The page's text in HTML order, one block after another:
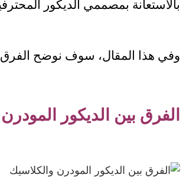
بالاستعانة بمصممي الديكور
وفي هذا المقال، سوف نوضح الفرق
الفرق بين الديكور